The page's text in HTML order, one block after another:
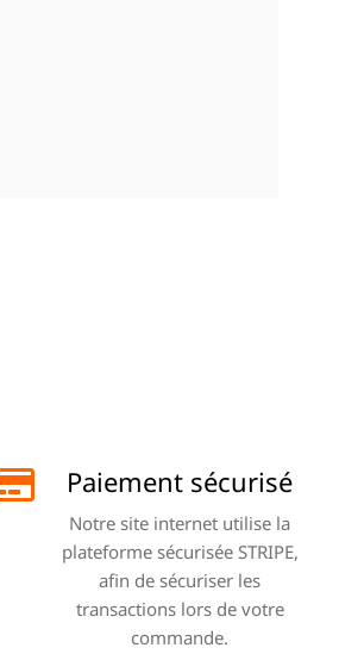
Paiement sécurisé
Notre site internet utilise la
plateforme sécurisée STRIPE,
afin de sécuriser les
transactions lors de votre
commande.